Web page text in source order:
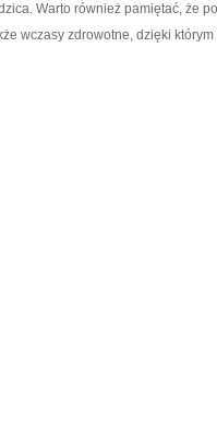
Warto również pamiętać, że
wczasy zdrowotne, dzięki